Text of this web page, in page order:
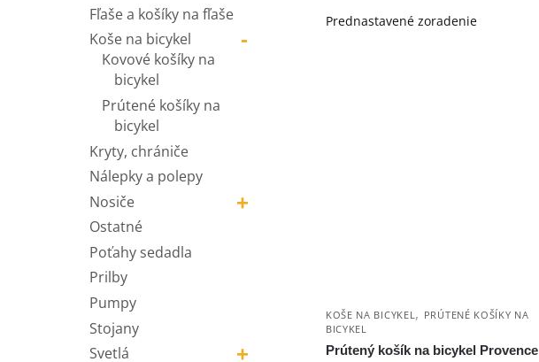
KOŠE NA BICYKEL, PRÚTENÉ KOŠÍKY NA
BICYKEL
Prútený košík na bicykel Provence
Fľaše a košíky na fľaše
-
Koše na bicykel
Kovové košíky na
bicykel
Prútené košíky na
bicykel
Kryty, chrániče
Nálepky a polepy
+
Nosiče
Ostatné
Poťahy sedadla
Prilby
Pumpy
Stojany
+
Svetlá